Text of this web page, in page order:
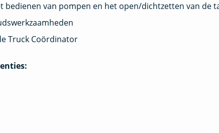
bedienen van pompen en het open/dichtzetten van de
Truck Coördinator